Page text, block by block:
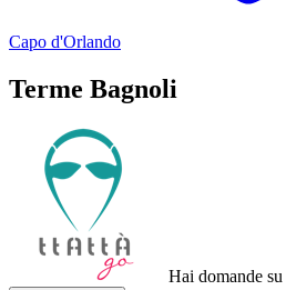
Capo d'Orlando
Terme Bagnoli
Hai domande su